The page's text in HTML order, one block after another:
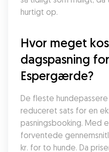
hurtigt op.
Hvor meget
dagspasning
Espergærde?
De fleste
reduceret sats for en
pasningsbooking. Med
forventede
kr. for to hunde. Da